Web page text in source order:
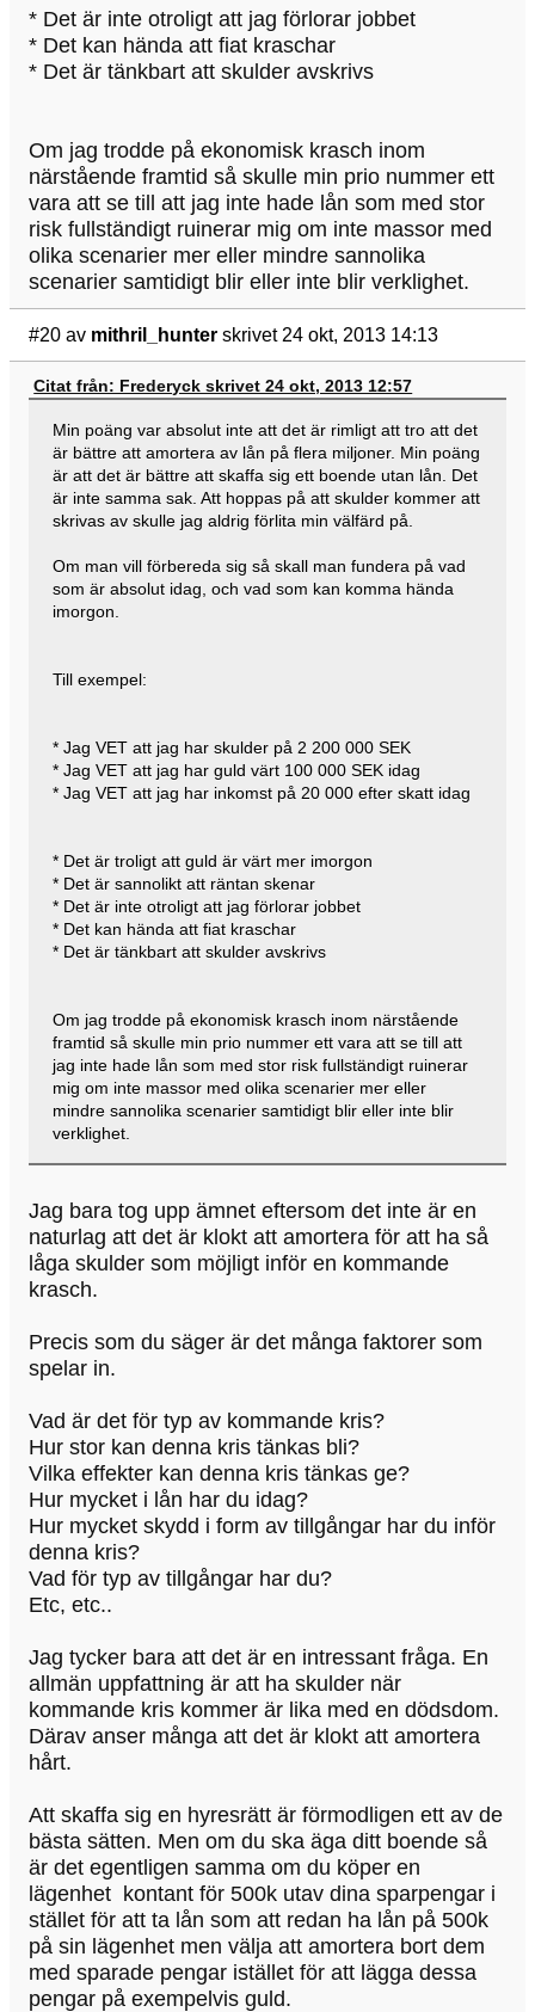
* Det är inte otroligt att jag förlorar jobbet
* Det kan hända att fiat kraschar
* Det är tänkbart att skulder avskrivs
Om jag trodde på ekonomisk krasch inom
närstående framtid så skulle min prio nummer ett
vara att se till att jag inte hade lån som med stor
risk fullständigt ruinerar mig om inte massor med
olika scenarier mer eller mindre sannolika
scenarier samtidigt blir eller inte blir verklighet.
#20 av mithril_hunter skrivet 24 okt, 2013 14:13
Citat från: Frederyck skrivet 24 okt, 2013 12:57
Min poäng var absolut inte att det är rimligt att tro att det
är bättre att amortera av lån på flera miljoner. Min poäng
är att det är bättre att skaffa sig ett boende utan lån. Det
är inte samma sak. Att hoppas på att skulder kommer att
skrivas av skulle jag aldrig förlita min välfärd på.
Om man vill förbereda sig så skall man fundera på vad
som är absolut idag, och vad som kan komma hända
imorgon.
Till exempel:
* Jag VET att jag har skulder på 2 200 000 SEK
* Jag VET att jag har guld värt 100 000 SEK idag
* Jag VET att jag har inkomst på 20 000 efter skatt idag
* Det är troligt att guld är värt mer imorgon
* Det är sannolikt att räntan skenar
* Det är inte otroligt att jag förlorar jobbet
* Det kan hända att fiat kraschar
* Det är tänkbart att skulder avskrivs
Om jag trodde på ekonomisk krasch inom närstående
framtid så skulle min prio nummer ett vara att se till att
jag inte hade lån som med stor risk fullständigt ruinerar
mig om inte massor med olika scenarier mer eller
mindre sannolika scenarier samtidigt blir eller inte blir
verklighet.
Jag bara tog upp ämnet eftersom det inte är en
naturlag att det är klokt att amortera för att ha så
låga skulder som möjligt inför en kommande
krasch.
Precis som du säger är det många faktorer som
spelar in.
Vad är det för typ av kommande kris?
Hur stor kan denna kris tänkas bli?
Vilka effekter kan denna kris tänkas ge?
Hur mycket i lån har du idag?
Hur mycket skydd i form av tillgångar har du inför
denna kris?
Vad för typ av tillgångar har du?
Etc, etc..
Jag tycker bara att det är en intressant fråga. En
allmän uppfattning är att ha skulder när
kommande kris kommer är lika med en dödsdom.
Därav anser många att det är klokt att amortera
hårt.
Att skaffa sig en hyresrätt är förmodligen ett av de
bästa sätten. Men om du ska äga ditt boende så
är det egentligen samma om du köper en
lägenhet kontant för 500k utav dina sparpengar i
stället för att ta lån som att redan ha lån på 500k
på sin lägenhet men välja att amortera bort dem
med sparade pengar istället för att lägga dessa
pengar på exempelvis guld.